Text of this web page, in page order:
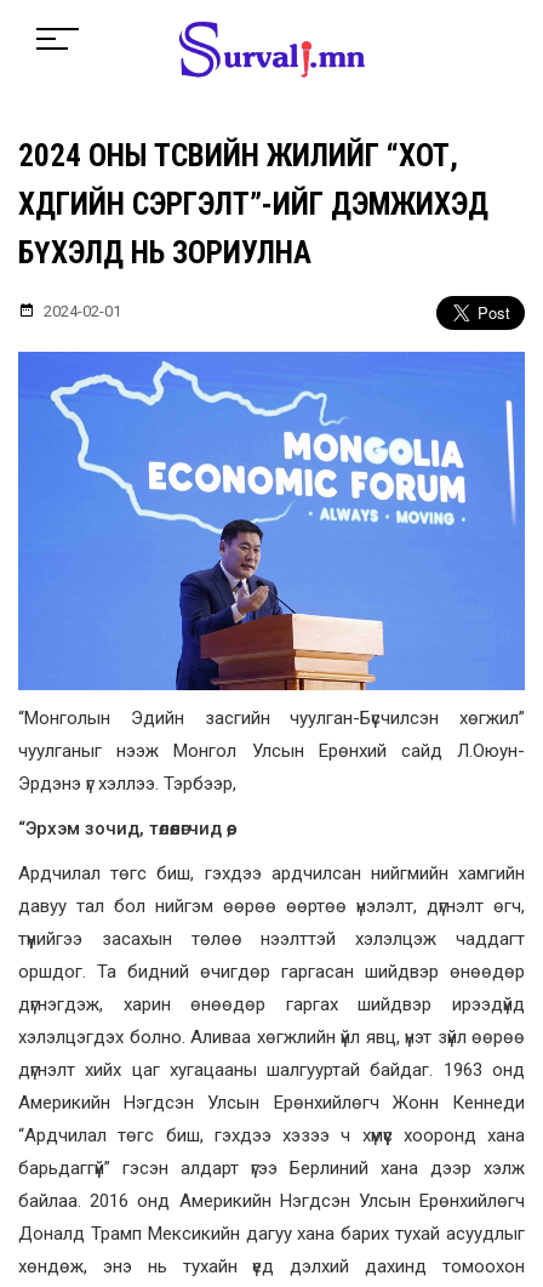
2024 ОНЫ ТӨСВИЙН ЖИЛИЙГ “ХОТ,
ХӨДӨӨГИЙН СЭРГЭЛТ”-ИЙГ ДЭМЖИХЭД
БҮХЭЛД НЬ ЗОРИУЛНА
2024-02-01
“Монголын Эдийн засгийн чуулган-Бүсчилсэн хөгжил”
чуулганыг нээж Монгол Улсын Ерөнхий сайд Л.Оюун-
Эрдэнэ үг хэллээ. Тэрбээр,
“Эрхэм зочид, төлөөлөгчид өө,
Ардчилал төгс биш, гэхдээ ардчилсан нийгмийн хамгийн
давуу тал бол нийгэм өөрөө өөртөө үнэлэлт, дүгнэлт өгч,
түүнийгээ засахын төлөө нээлттэй хэлэлцэж чаддагт
оршдог. Та бидний өчигдөр гаргасан шийдвэр өнөөдөр
дүгнэгдэж, харин өнөөдөр гаргах шийдвэр ирээдүйд
хэлэлцэгдэх болно. Аливаа хөгжлийн үйл явц, үнэт зүйл өөрөө
дүгнэлт хийх цаг хугацааны шалгууртай байдаг. 1963 онд
Америкийн Нэгдсэн Улсын Ерөнхийлөгч Жонн Кеннеди
“Ардчилал төгс биш, гэхдээ хэзээ ч хүмүүс хооронд хана
барьдаггүй” гэсэн алдарт үгээ Берлиний хана дээр хэлж
байлаа. 2016 онд Америкийн Нэгдсэн Улсын Ерөнхийлөгч
Доналд Трамп Мексикийн дагуу хана барих тухай асуудлыг
хөндөж, энэ нь тухайн үед дэлхий дахинд томоохон